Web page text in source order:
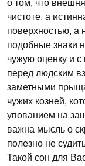
о том, что
чистоте, а
поверхностью, а
подобные знаки
чужую оценку и с
перед людским
заметными
чужих козней,
упованием на
важна мысль о
полезно не
Такой сон для